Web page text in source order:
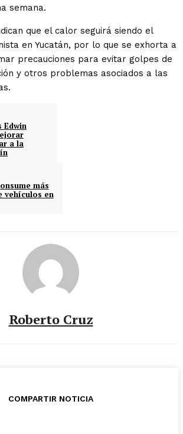
semana.
que el calor seguirá siendo el
en Yucatán, por lo que se exhorta a
precauciones para evitar golpes de
y otros problemas asociados a las
Edwin
a la
más
vehículos en
Roberto Cruz
COMPARTIR NOTICIA